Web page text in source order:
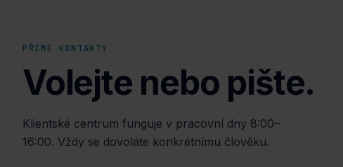
PŘÍMÉ KONTAKTY
Volejte nebo pište.
Klientské centrum funguje v pracovní dny 8:00–
16:00. Vždy se dovoláte konkrétnímu člověku.